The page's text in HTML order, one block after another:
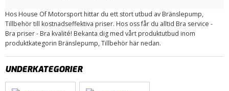
Hos House Of Motorsport hittar du ett stort utbud av Bränslepump,
Tillbehör till kostnadseffektiva priser. Hos oss får du alltid Bra service -
Bra priser - Bra kvalité! Bekanta dig med vårt produktutbud inom
produktkategorin Bränslepump, Tillbehör här nedan.
UNDERKATEGORIER